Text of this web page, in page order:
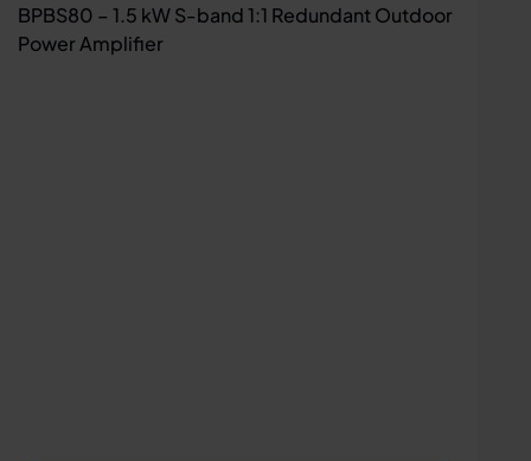
BPBS80 – 1.5 kW S-band 1:1 Redundant Outdoor
Power Amplifier